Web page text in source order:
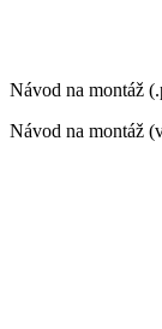
Návod na montáž
Návod na montáž